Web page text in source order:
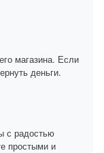
магазина. Если
деньги.
с радостью
простыми и